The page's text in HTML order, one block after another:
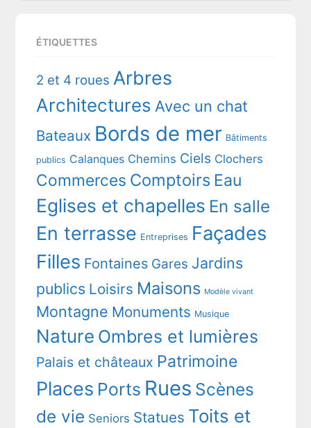
ÉTIQUETTES
2 et 4 roues Arbres
Architectures Avec un chat
Bateaux Bords de mer Bâtiments
publics Calanques Chemins Ciels Clochers
Commerces Comptoirs Eau
Eglises et chapelles En salle
En terrasse Entreprises Façades
Filles Fontaines Gares Jardins
publics Loisirs Maisons Modèle vivant
Montagne Monuments Musique
Nature Ombres et lumières
Palais et châteaux Patrimoine
Places Ports Rues Scènes
de vie Seniors Statues Toits et